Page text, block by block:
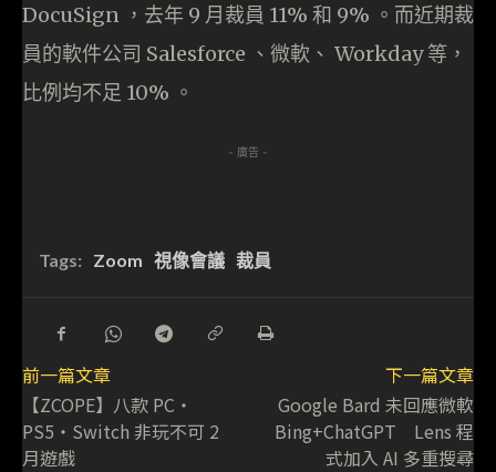
DocuSign ，去年 9 月裁員 11% 和 9% 。而近期裁
員的軟件公司 Salesforce 、微軟、 Workday 等，
比例均不足 10% 。
- 廣告 -
Tags: Zoom 視像會議 裁員
前一篇文章
【ZCOPE】八款 PC‧
PS5‧Switch 非玩不可 2
月遊戲
下一篇文章
Google Bard 未回應微軟
Bing+ChatGPT Lens 程
式加入 AI 多重搜尋